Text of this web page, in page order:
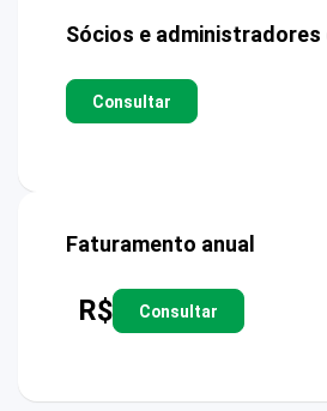
Sócios e administradores
Consultar
Faturamento anual
R$ Consultar